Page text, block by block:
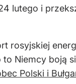
lutego i
rosyjskiej
Niemcy boją
Polski i